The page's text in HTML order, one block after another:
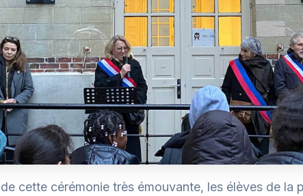
cette cérémonie très émouvante, les élèves de la